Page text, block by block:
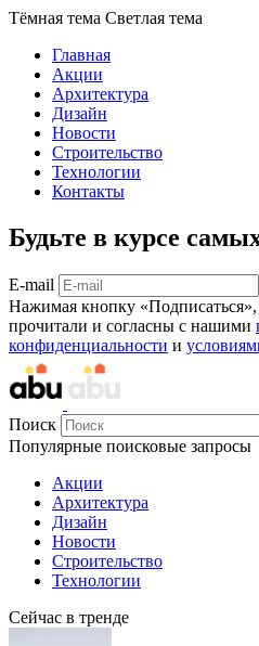
Тёмная тема Светлая тема
Главная
Акции
Архитектура
Дизайн
Новости
Строительство
Технологии
Контакты
Будьте в курсе
E-mail
Нажимая кнопку
прочитали и согласны с нашими
конфиденциальности и
Поиск
Популярные поисковые запросы
Акции
Архитектура
Дизайн
Новости
Строительство
Технологии
Сейчас в тренде